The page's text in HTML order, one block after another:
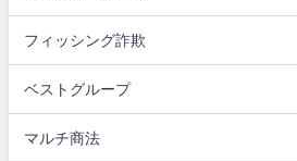
フィッシング詐欺
ベストグループ
マルチ商法